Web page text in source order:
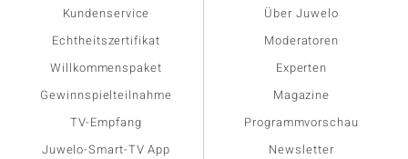
Kundenservice
Echtheitszertifikat
Willkommenspaket
Gewinnspielteilnahme
TV-Empfang
Juwelo-Smart-TV App
Über Juwelo
Moderatoren
Experten
Magazine
Programmvorschau
Newsletter